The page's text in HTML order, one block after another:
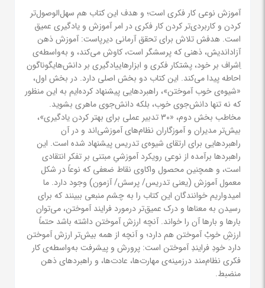
آموزش نوعی کار فکری است؛ و هدف این کتاب هم سهل‌الوصول‌تر
کردن و کاربردی‌تر کردن کار فکری در امر آموزش و یادگیری عمیق
است. هدفش تلاش برای تحقق آرمانی دیرپاست: آموزش ذهن
آزاد‌اندیش، ذهنی که پرسشگر است، کاوش می‌کند، و به‌واسطه‌ی
اِشراف بر خود، پشتکار فکری و ابزارهاییادگیری بر دانش‌هایگوناگون
احاطه پیدا می‌کند. این کتاب دو بخش اصلی دارد. در بخش اول،
«شیوه‌ی خوب آموختن»، راهبردهایی پیشنهاد کرده‌ایم به این منظور
که نه تنها دانش‌جوی خوب، بلکه دانش‌جوی ماهری بشوید.
مخاطب بخش دوم، «30 تدبیر عملی برای بهتر کردن یادگیری»،
بیش‌تر مدیران و آموزگاران نظام‌های آموزشی‌اند و در آن
راهبردهایی برای ارتقای شیوه‌ی تدریس پیشنهاد شده است. این
راهبردها برآمده از نوعی رویکرد آموزشیِ مبتنی بر تفکر انتقادی
است، و همچنین محصول واکاوی نقاط ضعفی که نوعاً در شکل
معمول آموزش (یعنی تدریس/ پرسش/ آزمون) وجود دارد. ما
امیدواریم خوانندگان این کتاب را به چشم منبعی ببینند که برای
رسیدن به معناها و درک عمیق‌تر درمورد فرایند آموختن، می‌توان
بارها و بارها آن را خواند. آنچه ارزش آموختن داشته باشد حتماً
ارزشِ خوبْ آموختن هم دارد؛ و آنچه از همه بیش‌تر ارزش آموختن
دارد خودِ فرایندِ آموختن است: پرورش و پیشرفت به‌واسطه‌ی کار
فکری نظام‌مند درزمینه‌ی مهارت‌ها، عادت‌ها، و راهبردهای ذهن
منضبط.